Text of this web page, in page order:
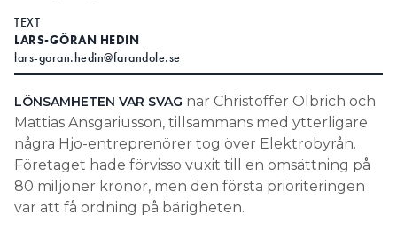
TEXT
LARS-GÖRAN HEDIN
lars-goran.hedin@farandole.se
LÖNSAMHETEN VAR SVAG när Christoffer Olbrich och
Mattias Ansgariusson, tillsammans med ytterligare
några Hjo-entreprenörer tog över Elektrobyrån.
Företaget hade förvisso vuxit till en omsättning på
80 miljoner kronor, men den första prioriteringen
var att få ordning på bärigheten.